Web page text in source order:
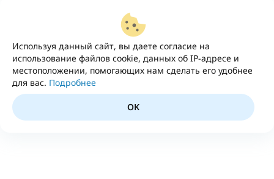
Используя данный сайт, вы даете согласие на
использование файлов cookie, данных об IP-адресе и
местоположении, помогающих нам сделать его удобнее
для вас. Подробнее
OK